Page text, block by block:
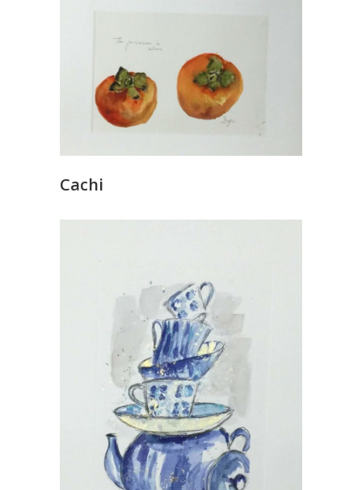
Cachi